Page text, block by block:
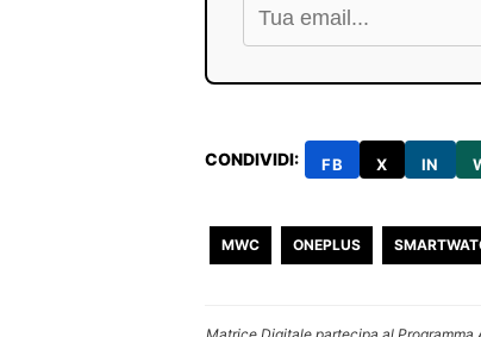
CONDIVIDI: FB X IN
MWC ONEPLUS